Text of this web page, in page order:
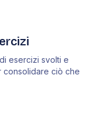
esercizi svolti e
consolidare ciò che